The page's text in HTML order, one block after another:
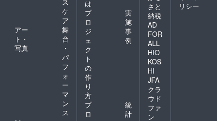
ケ
ア
アー
ト・
写真
舞
台
・
パ
フ
ォ
ー
マ
ン
ス
は
プ
ロ
ジ
ェ
ク
ト
の
作
り
方
実
施
事
例
プ
ロ
統
計
さと
納税
AD
FOR
ALL
HIO
KOS
HI
JFA
クラ
ウド
ファ
ン
リシー